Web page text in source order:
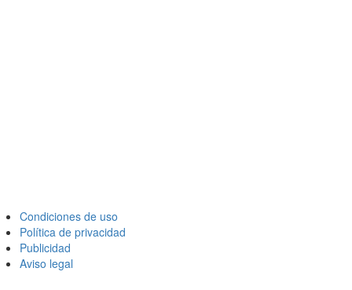
Condiciones de uso
Política de privacidad
Publicidad
Aviso legal